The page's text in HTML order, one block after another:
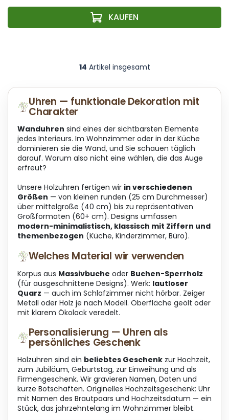
S
e
u
e
l
e
m
t
e
d
e
r
L
s
e
14 Artikel insgesamt
Uhren — funktionale Dekoration mit
Charakter
Wanduhren sind eines der sichtbarsten Elemente
jedes Interieurs. Im Wohnzimmer oder in der Küche
dominieren sie die Wand, und Sie schauen täglich
darauf. Warum also nicht eine wählen, die das Auge
erfreut?
Unsere Holzuhren fertigen wir in verschiedenen
Größen — von kleinen runden (25 cm Durchmesser)
über mittelgroße (40 cm) bis zu repräsentativen
Großformaten (60+ cm). Designs umfassen
modern-minimalistisch, klassisch mit Ziffern und
themenbezogen (Küche, Kinderzimmer, Büro).
Welches Material wir verwenden
Korpus aus Massivbuche oder Buchen-Sperrholz
(für ausgeschnittene Designs). Werk: lautloser
Quarz — auch im Schlafzimmer nicht hörbar. Zeiger
Metall oder Holz je nach Modell. Oberfläche geölt oder
mit klarem Ökolack veredelt.
Personalisierung — Uhren als
persönliches Geschenk
Holzuhren sind ein beliebtes Geschenk zur Hochzeit,
zum Jubiläum, Geburtstag, zur Einweihung und als
Firmengeschenk. Wir gravieren Namen, Daten und
kurze Botschaften. Originelles Hochzeitsgeschenk: Uhr
mit Namen des Brautpaars und Hochzeitsdatum — ein
Stück, das jahrzehntelang im Wohnzimmer bleibt.